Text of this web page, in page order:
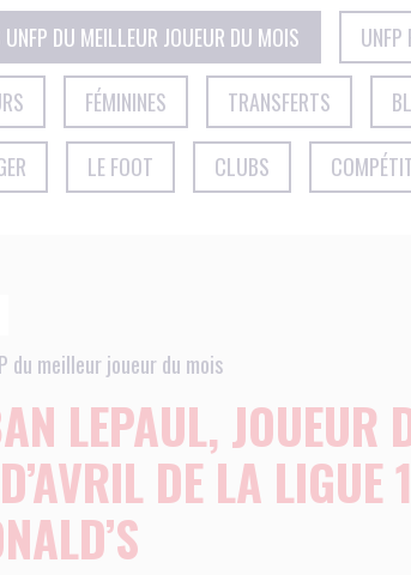
UNFP DU MEILLEUR JOUEUR DU MOIS UNFP
FÉMININES TRANSFERTS
LE FOOT CLUBS
du meilleur joueur du mois
LEPAUL, JOUEUR
DE LA LIGUE 1